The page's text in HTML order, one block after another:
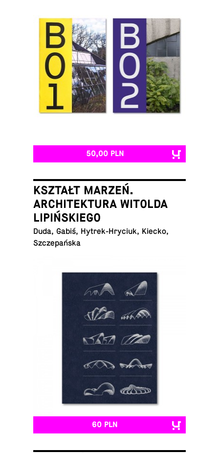
50,00 PLN
KSZTAŁT MARZEŃ.
ARCHITEKTURA WITOLDA
LIPIŃSKIEGO
Duda, Gabiś, Hy­trek-Hry­ciuk, Kiecko,
Szczepańska
60 PLN